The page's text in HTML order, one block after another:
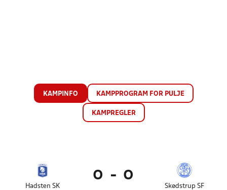
KAMPINFO KAMPPROGRAM FOR PULJE
KAMPREGLER
Hadsten SK
0 - 0
Skødstrup SF